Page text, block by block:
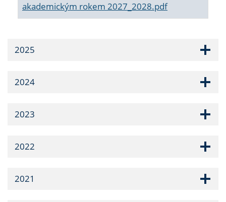
akademickým rokem 2027_2028.pdf
2025
2024
2023
2022
2021